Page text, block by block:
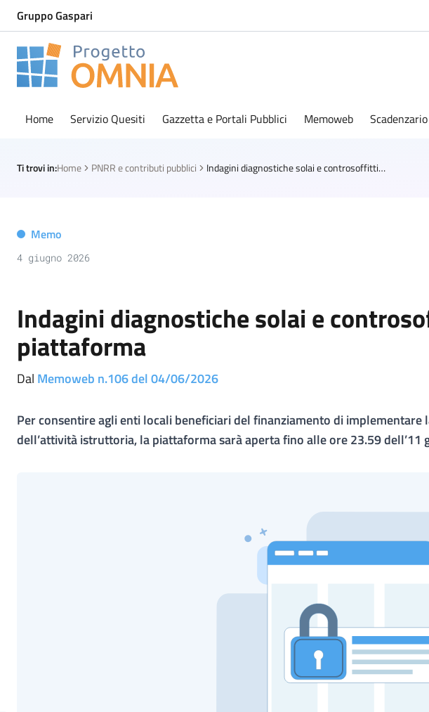
Gruppo Gaspari
Progetto Omnia
Home Servizio Quesiti Gazzetta e Portali Pubblici Memoweb Scadenzario
Ti trovi in:Home PNRR e contributi pubblici Indagini diagnostiche solai e controsoffitti scuole: apertura piattaforma
Memo
4 giugno 2026
Indagini diagnostiche solai e
piattaforma
Dal Memoweb n.106 del 04/06/2026
Per consentire agli enti locali beneficiari del finanziamento di implementare
dell’attività istruttoria, la piattaforma sarà aperta fino alle ore 23.59 dell’11